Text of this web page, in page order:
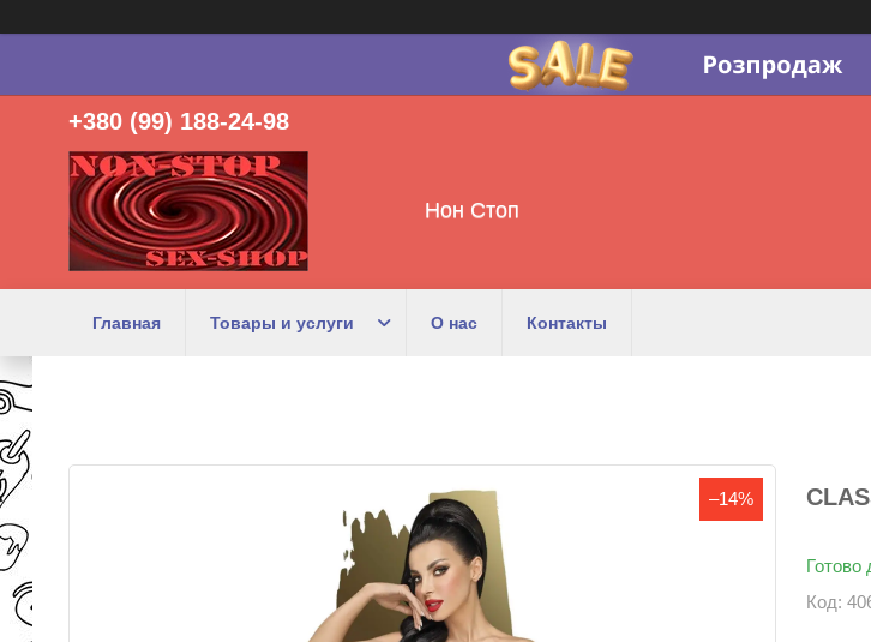
+380 (99) 188-24-98
Нон Стоп
Главная Товары и услуги О нас Контакты
–14%
Готово
Код: